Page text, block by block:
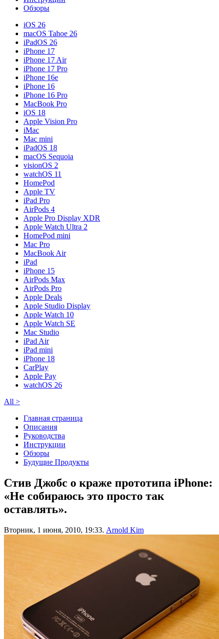
Обзоры
iOS 26
macOS Tahoe 26
iPadOS 26
iPhone 17
iPhone 17 Air
iPhone 17 Pro
iPhone 16e
iPhone 16
iPhone 16 Pro
MacBook Pro
iOS 18
Apple Vision Pro
iMac
Mac mini
iPadOS 18
macOS Sequoia
visionOS 2
watchOS 11
HomePod
Apple TV
iPad Pro
AirPods 4
Apple Pro Display XDR
Apple Watch Ultra 2
HomePod mini
Mac Pro
MacBook Air
iPad
iPhone 15
AirPods Max
AirPods Pro
Apple Deals
Apple Studio Display
Apple Watch 10
Apple Watch SE
Mac Studio
iPad Air
iPad mini
iPhone 18
CarPlay
Apple Pay
watchOS 26
All >
Главная страница
Описания
Руководства
Инструкции
Обзоры
Будущие Продукты
Стив Джобс о краже прототипа iPhone:
«Не собираюсь это просто так
оставлять».
Вторник, 1 июня, 2010, 19:33. Arnold Kim